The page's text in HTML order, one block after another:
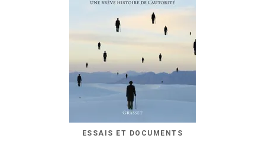
ESSAIS ET DOCUMENTS